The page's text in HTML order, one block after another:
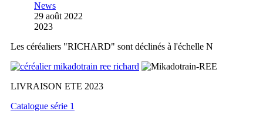
News
29 août 2022
2023
Les céréaliers "RICHARD" sont déclinés à l'échelle N
LIVRAISON ETE 2023
Catalogue série 1